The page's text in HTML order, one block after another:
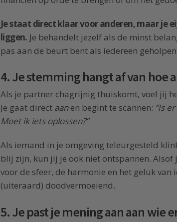
Je staat direct klaar voor anderen, maar je
liggen. Je behandelt jezelf als de minst
pas aan de beurt bent als iedereen
4. Je stemming hangt af van hoe
Als je partner chagrijnig thuiskomt, voel jij
Je gaat direct aanen begint te scannen: ”Is
Moet ik iets oplossen?”
Als iemand in je omgeving teleurgesteld
blij zijn, kun jij je ook niet ontspannen.
voor de sfeer, de harmonie en het geluk van
(uiteraard) doodvermoeiend.
5. Je past je mening aan aan wie